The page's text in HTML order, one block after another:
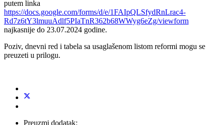
putem linka
https://docs.google.com/forms/d/e/1FAIpQLSfydRnLrac4-
Rd7z6tY3lmuuAdlf5PIaTnR362b68WWyg6eZg/viewform
najkasnije do 23.07.2024 godine.
Poziv, dnevni red i tabela sa usaglašenom listom reformi mogu se
preuzeti u prilogu.
Preuzmi dodatak: